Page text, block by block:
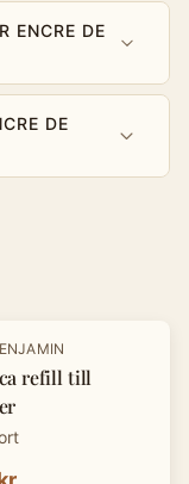
ENCRE DE
DE
refill till